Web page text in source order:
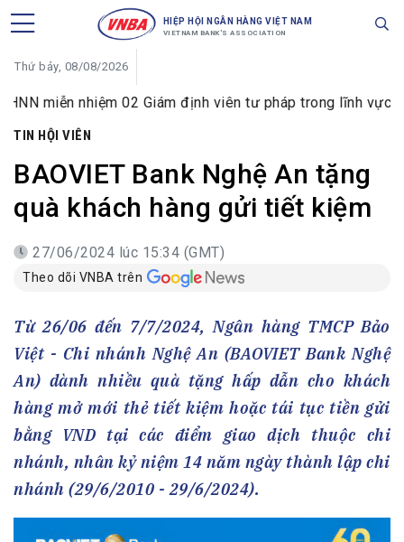
HIỆP HỘI NGÂN HÀNG VIỆT NAM
VIETNAM BANK'S ASSOCIATION
Thứ bảy, 08/08/2026
nhiệm 02 Giám định viên tư pháp trong lĩnh vực tiền tệ và
TIN HỘI VIÊN
BAOVIET Bank Nghệ An tặng
quà khách hàng gửi tiết kiệm
27/06/2024 lúc 15:34 (GMT)
Theo dõi VNBA trên
Từ 26/06 đến 7/7/2024, Ngân hàng TMCP Bảo
Việt - Chi nhánh Nghệ An (BAOVIET Bank Nghệ
An) dành nhiều quà tặng hấp dẫn cho khách
hàng mở mới thẻ tiết kiệm hoặc tái tục tiền gửi
bằng VND tại các điểm giao dịch thuộc chi
nhánh, nhân kỷ niệm 14 năm ngày thành lập chi
nhánh (29/6/2010 - 29/6/2024).